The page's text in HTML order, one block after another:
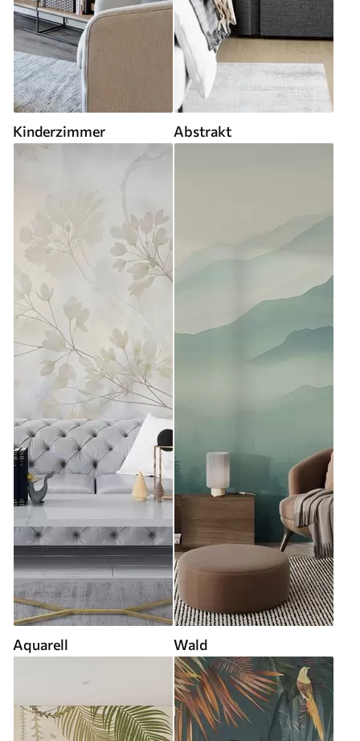
Kinderzimmer Abstrakt
Aquarell Wald